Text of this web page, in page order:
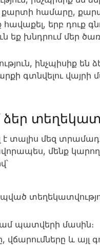
քարտի համարը,
երբ դուք
խնդրում մեր
ինչպիսիք են
գտնվելու վայրի
է տալիս մեզ
մենք կարող
պատվերի մասին։
և այլ